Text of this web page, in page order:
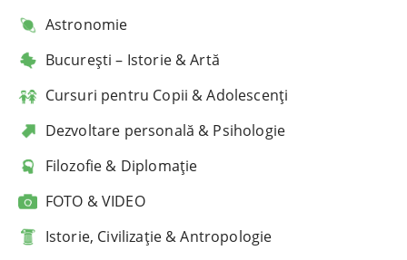
Astronomie
București – Istorie & Artă
Cursuri pentru Copii & Adolescenți
Dezvoltare personală & Psihologie
Filozofie & Diplomație
FOTO & VIDEO
Istorie, Civilizație & Antropologie